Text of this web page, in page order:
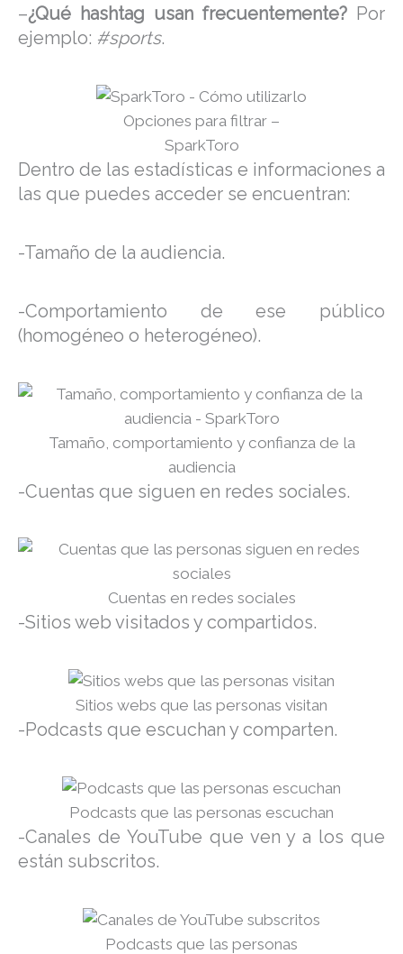
–¿Qué hashtag usan frecuentemente? Por
ejemplo: #sports.
Opciones para filtrar –
SparkToro
Dentro de las estadísticas e informaciones a
las que puedes acceder se encuentran:
-Tamaño de la audiencia.
-Comportamiento de ese público
(homogéneo o heterogéneo).
Tamaño, comportamiento y confianza de la
audiencia
-Cuentas que siguen en redes sociales.
Cuentas en redes sociales
-Sitios web visitados y compartidos.
Sitios webs que las personas visitan
-Podcasts que escuchan y comparten.
Podcasts que las personas escuchan
-Canales de YouTube que ven y a los que
están subscritos.
Podcasts que las personas